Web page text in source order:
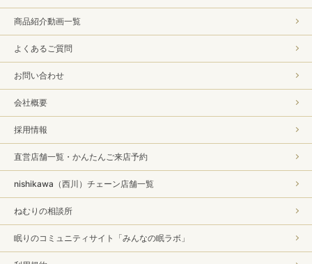
商品紹介動画一覧
よくあるご質問
お問い合わせ
会社概要
採用情報
直営店舗一覧・かんたんご来店予約
nishikawa（西川）チェーン店舗一覧
ねむりの相談所
眠りのコミュニティサイト「みんなの眠ラボ」